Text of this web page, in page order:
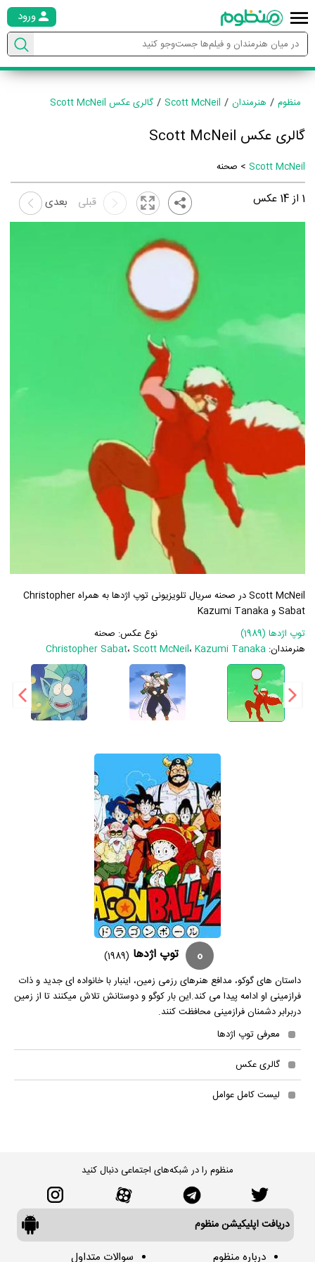
ورود
منظوم هنرمندان Scott McNeil گالری عکس Scott McNeil
گالری عکس Scott McNeil
Scott McNeil > صحنه
1 از14 عکس بعدی قبلی
Scott McNeil در صحنه سریال تلویزیونی توپ اژدها به همراه Christopher
Sabat و Kazumi Tanaka
توپ اژدها (1989)
نوع عکس: صحنه
هنرمندان:
Christopher Sabat، Scott McNeil، Kazumi Tanaka
0 توپ اژدها (1989)
داستان های گوکو، مدافع هنرهای رزمی زمین، اینبار با خانواده ای جدید و ذات
فرازمینی او ادامه پیدا می کند.این بار کوگو و دوستانش تلاش میکنند تا از زمین
دربرابر دشمنان فرازمینی محافظت کنند.
معرفی توپ اژدها
گالری عکس
لیست کامل عوامل
منظوم را در شبکه‌های اجتماعی دنبال کنید
دریافت اپلیکیشن منظوم
درباره منظوم سوالات متداول